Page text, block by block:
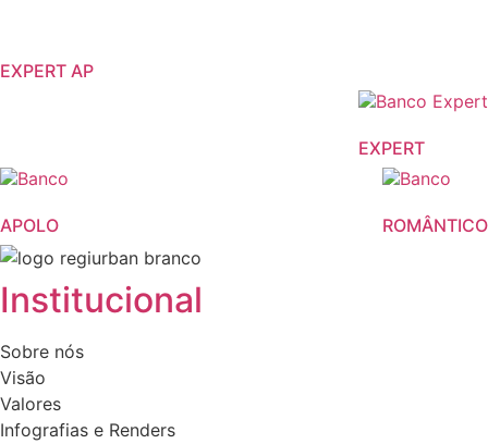
EXPERT AP
EXPERT
APOLO ROMÂNTICO
Institucional
Sobre nós
Visão
Valores
Infografias e Renders